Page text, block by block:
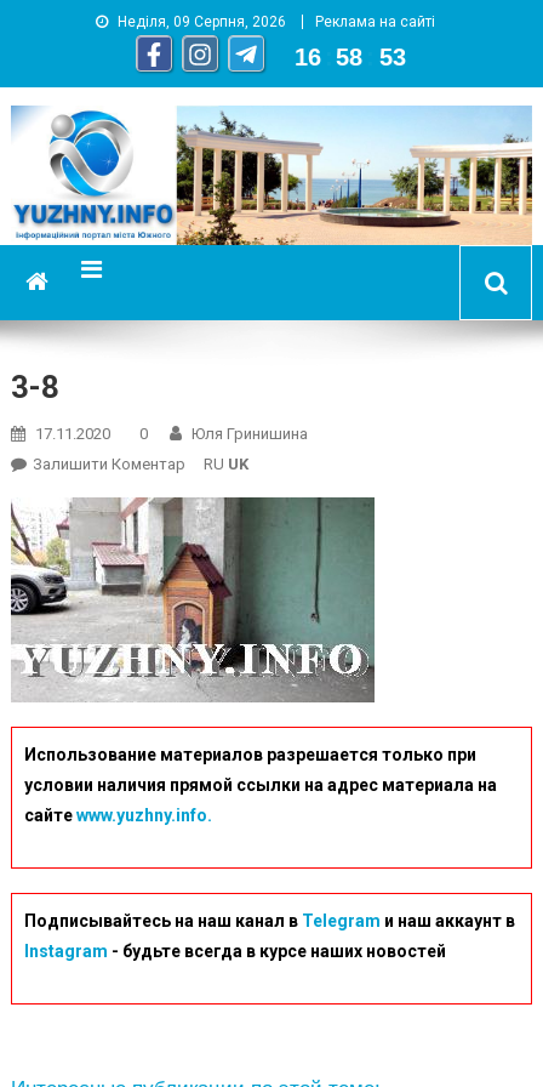
Неділя, 09 Серпня, 2026 Реклама на сайті
16 58 54
YUZHNY.INFO
информационный портал города Южный
3-8
17.11.2020 0
Юля Гринишина
Залишити КоментарOn RU UK
Использование материалов разрешается только при
условии наличия прямой ссылки на адрес материала на
сайтеwww.yuzhny.info.
Подписывайтесь на наш канал в Telegram и наш аккаунт в
Instagram - будьте всегда в курсе наших новостей